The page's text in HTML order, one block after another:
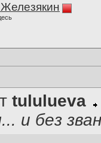
tululueva
и без